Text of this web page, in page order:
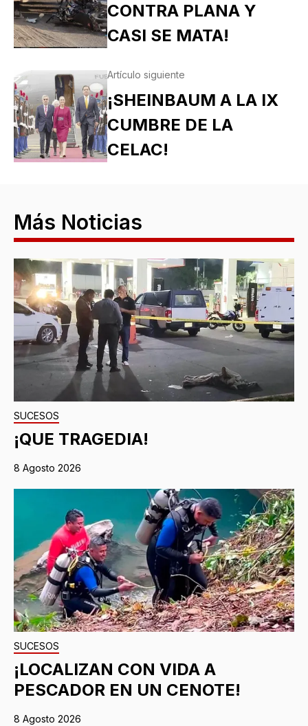
CONTRA PLANA Y
CASI SE MATA!
Artículo siguiente
¡SHEINBAUM A LA IX
CUMBRE DE LA
CELAC!
Más Noticias
SUCESOS
¡QUE TRAGEDIA!
8 Agosto 2026
SUCESOS
¡LOCALIZAN CON VIDA A
PESCADOR EN UN CENOTE!
8 Agosto 2026